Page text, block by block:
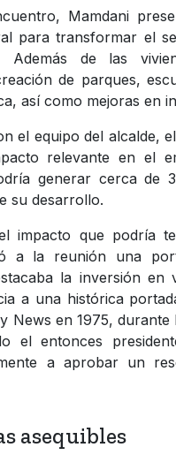
Mamdani
para transformar el
Además de las
de parques,
así como mejoras en
el equipo del alcalde,
relevante en el
generar cerca de
su desarrollo.
impacto que podría
a la reunión una
la inversión en
a una histórica
News en 1975, durante
el entonces
a aprobar un
asequibles